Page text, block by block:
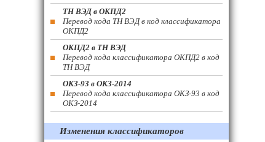
ТН ВЭД в ОКПД2
Перевод кода ТН ВЭД в код классификатора
ОКПД2
ОКПД2 в ТН ВЭД
Перевод кода классификатора ОКПД2 в код
ТН ВЭД
ОКЗ-93 в ОКЗ-2014
Перевод кода классификатора ОКЗ-93 в код
ОКЗ-2014
Изменения классификаторов